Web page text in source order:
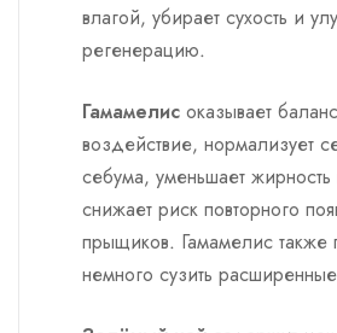
влагой, убирает сухость и
регенерацию.
Гамамелис оказывает
воздействие, нормализует
себума, уменьшает
снижает риск повторного
прыщиков. Гамамелис также
немного сузить